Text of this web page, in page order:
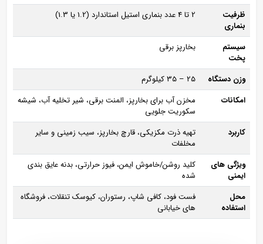
ظرفیت
بنماری
2 تا 4 عدد بنماری استیل استاندارد (1.2 یا 1.3)
سیستم
پخت
بخارپز برقی
وزن دستگاه
25 – 35 کیلوگرم
امکانات
مخزن آب برای بخارپز، المنت برقی، شیر تخلیه آب، شیشه
سکوریت جلویی
کاربرد
تهیه ذرت مکزیکی، قارچ بخارپز، سیب‌ زمینی و سایر
مخلفات
ویژگی‌ های
ایمنی
کلید روشن/خاموش ایمن، فیوز حرارتی، بدنه عایق‌ بندی
شده
محل
استفاده
فست‌ فود، کافی‌ شاپ، رستوران، کیوسک تنقلات، فروشگاه‌
های خیابانی